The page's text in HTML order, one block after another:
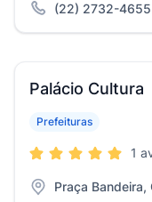
(22) 2732-4655
Palácio Cultura
Prefeituras
1
Praça